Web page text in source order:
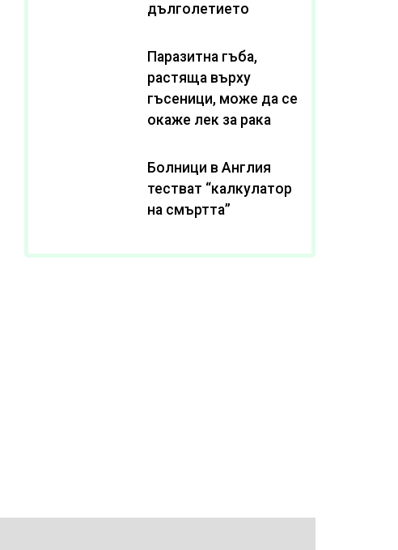
дълголетието
Паразитна гъба,
растяща върху
гъсеници, може да се
окаже лек за рака
Болници в Англия
тестват “калкулатор
на смъртта”